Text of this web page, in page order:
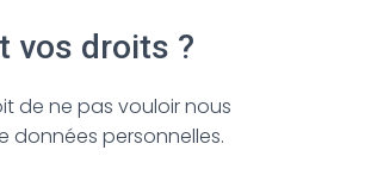
vos droits ?
de ne pas vouloir nous
données personnelles.